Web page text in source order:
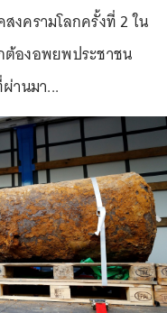
งครามโลกครั้งที่ 2 ใน
ต้องอพยพประชาชน
านมา...